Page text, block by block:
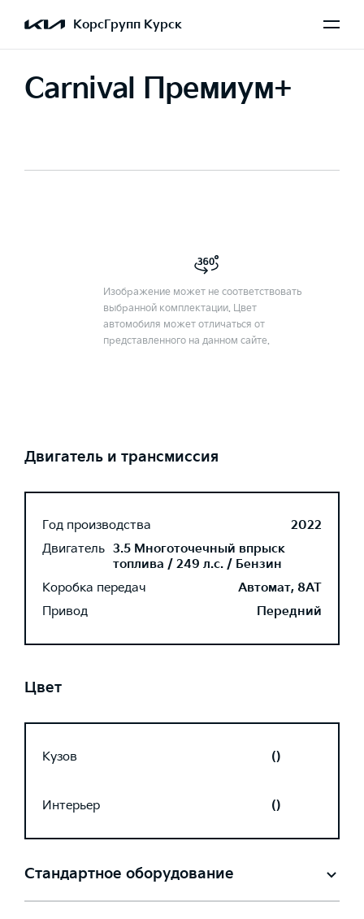
КорсГрупп Курск
Carnival Премиум+
Изображение может не соответствовать
выбранной комплектации. Цвет
автомобиля может отличаться от
представленного на данном сайте.
Двигатель и трансмиссия
Год производства
2022
Двигатель 3.5 Многоточечный впрыск
топлива / 249 л.с. / Бензин
Коробка передач
Автомат, 8AT
Привод
Передний
Цвет
Кузов ()
Интерьер ()
Стандартное оборудование